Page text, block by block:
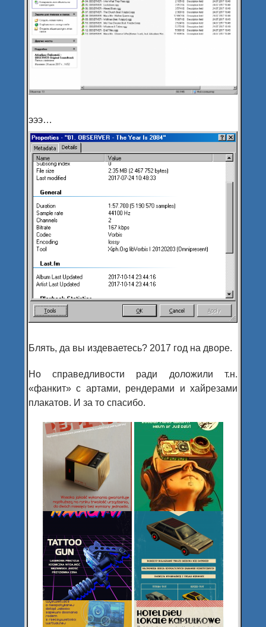
эээ…
Блять, да вы издеваетесь? 2017 год на дворе.
Но справедливости ради доложили т.н.
«фанкит» с артами, рендерами и хайрезами
плакатов. И за то спасибо.